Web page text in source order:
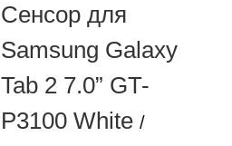
Сенсор для
Samsung Galaxy
Tab 2 7.0” GT-
P3100 White /